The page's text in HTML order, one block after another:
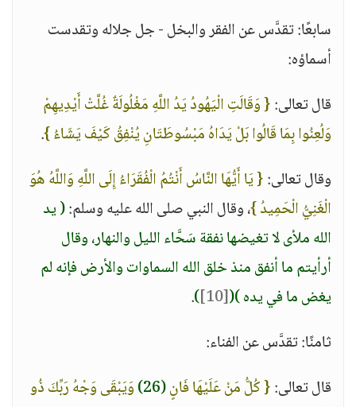
سابعًا: تقدَّس عن الفقر والبخل - جل جلاله وتقدست
أسماؤه:
قال تعالى:{ وَقَالَتِ الْيَهُودُ يَدُ اللَّهِ مَغْلُولَةٌ غُلَّتْ أَيْدِيهِمْ
وَلُعِنُوا بِمَا قَالُوا بَلْ يَدَاهُ مَبْسُوطَتَانِ يُنْفِقُ كَيْفَ يَشَاءُ }.
وقال تعالى:{ يَا أَيُّهَا النَّاسُ أَنْتُمُ الْفُقَرَاءُ إِلَى اللَّهِ وَاللَّهُ هُوَ
الْغَنِيُّ الْحَمِيدُ }، وقال النبي صلى الله عليه وسلم:( يد
الله ملأى لا تغيضها نفقة سَحَّاء الليل والنهار، وقال
أرأيتم ما أنفق منذ خلق الله السماوات والأرض فإنه لم
يغض ما في يده )(
[10]
)
.
ثامنًا: تقدَّس عن الفناء:
قال تعالى:{ كُلُّ مَنْ عَلَيْهَا فَانٍ(26)
وَيَبْقَى وَجْهُ رَبِّكَ ذُو